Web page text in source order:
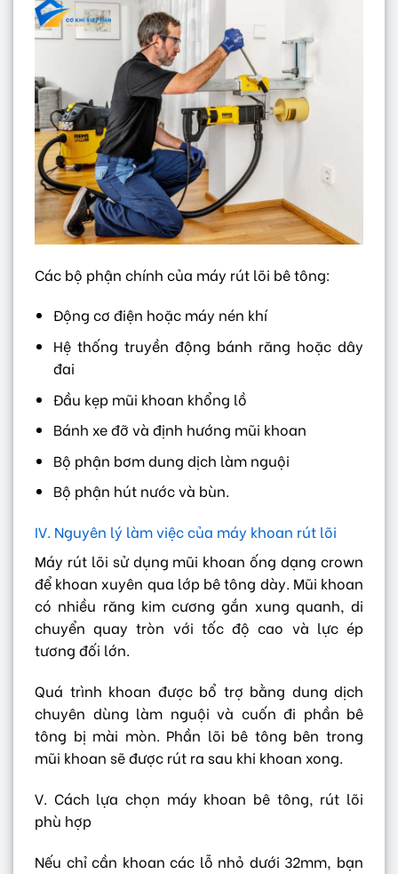
Các bộ phận chính của máy rút lõi bê tông:
Động cơ điện hoặc máy nén khí
Hệ thống truyền động bánh răng hoặc dây
đai
Đầu kẹp mũi khoan khổng lồ
Bánh xe đỡ và định hướng mũi khoan
Bộ phận bơm dung dịch làm nguội
Bộ phận hút nước và bùn.
IV. Nguyên lý làm việc của máy khoan rút lõi
Máy rút lõi sử dụng mũi khoan ống dạng crown
để khoan xuyên qua lớp bê tông dày. Mũi khoan
có nhiều răng kim cương gắn xung quanh, di
chuyển quay tròn với tốc độ cao và lực ép
tương đối lớn.
Quá trình khoan được bổ trợ bằng dung dịch
chuyên dùng làm nguội và cuốn đi phần bê
tông bị mài mòn. Phần lõi bê tông bên trong
mũi khoan sẽ được rút ra sau khi khoan xong.
V. Cách lựa chọn máy khoan bê tông, rút lõi
phù hợp
Nếu chỉ cần khoan các lỗ nhỏ dưới 32mm, bạn